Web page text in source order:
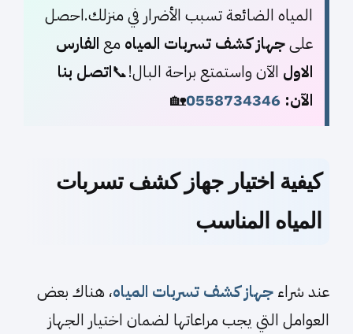
المياه الضائعة تسبب الأضرار في منزلك.احصل
علىجهاز كشف تسربات المياه مع الفارس
الاول الآن واستمتع براحة البال!📞اتصل بنا
الآن: 0558734346
🏡
كيفية اختيار جهاز كشف تسربات
المياه المناسب
عند شراء جهاز كشف تسربات المياه، هناك بعض
العوامل التي يجب مراعاتها لضمان اختيار الجهاز